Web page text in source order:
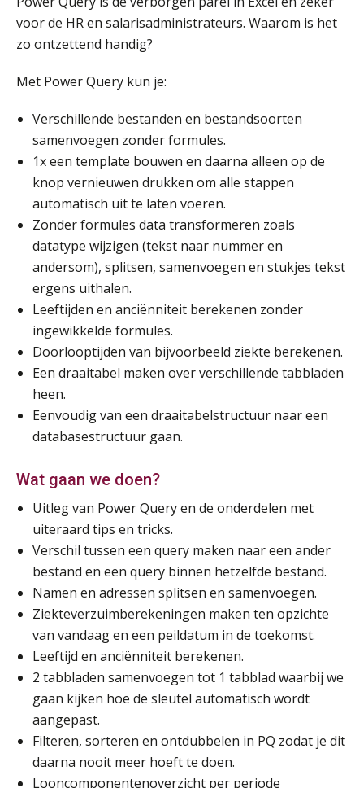
voor de HR en salarisadministrateurs. Waarom is het
zo ontzettend handig?
Met Power Query kun je:
Verschillende bestanden en bestandsoorten
samenvoegen zonder formules.
1x een template bouwen en daarna alleen op de
knop vernieuwen drukken om alle stappen
automatisch uit te laten voeren.
Zonder formules data transformeren zoals
datatype wijzigen (tekst naar nummer en
andersom), splitsen, samenvoegen en stukjes tekst
ergens uithalen.
Leeftijden en anciënniteit berekenen zonder
ingewikkelde formules.
Doorlooptijden van bijvoorbeeld ziekte berekenen.
Een draaitabel maken over verschillende tabbladen
heen.
Eenvoudig van een draaitabelstructuur naar een
databasestructuur gaan.
Wat gaan we doen?
Uitleg van Power Query en de onderdelen met
uiteraard tips en tricks.
Verschil tussen een query maken naar een ander
bestand en een query binnen hetzelfde bestand.
Namen en adressen splitsen en samenvoegen.
Ziekteverzuimberekeningen maken ten opzichte
van vandaag en een peildatum in de toekomst.
Leeftijd en anciënniteit berekenen.
2 tabbladen samenvoegen tot 1 tabblad waarbij we
gaan kijken hoe de sleutel automatisch wordt
aangepast.
Filteren, sorteren en ontdubbelen in PQ zodat je dit
daarna nooit meer hoeft te doen.
Looncomponentenoverzicht per periode